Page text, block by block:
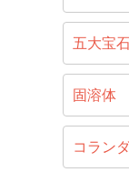
五大宝
固溶体
コラン